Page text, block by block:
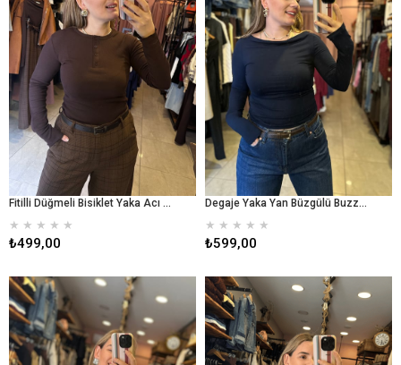
Fitilli Düğmeli Bisiklet Yaka Acı Kahve Body
★ ★ ★ ★ ★
₺499,00
Degaje Yaka Yan Büzgülü Buzzy badi - lacıvert
★ ★ ★ ★ ★
₺599,00